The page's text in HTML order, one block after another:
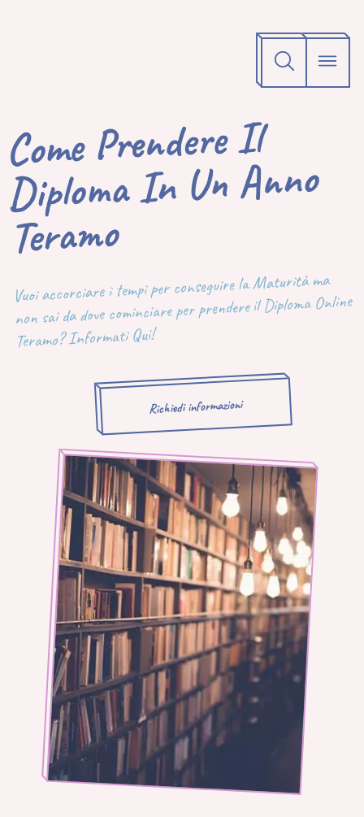
Come Prendere Il
Diploma In Un Anno
Teramo
Vuoi accorciare i tempi per conseguire la Maturità ma
non sai da dove cominciare per prendere il Diploma Online
Teramo? Informati Qui!
Richiedi informazioni